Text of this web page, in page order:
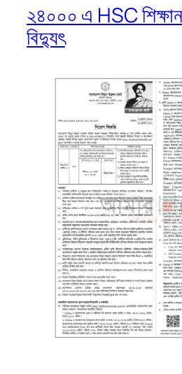
২৪০০০ এ HSC
বিদ্যুৎ